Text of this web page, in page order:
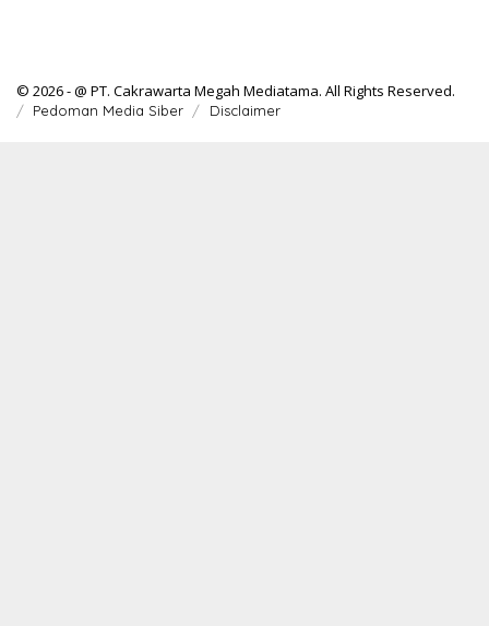
© 2026 - @ PT. Cakrawarta Megah Mediatama. All Rights Reserved.
Pedoman Media Siber Disclaimer